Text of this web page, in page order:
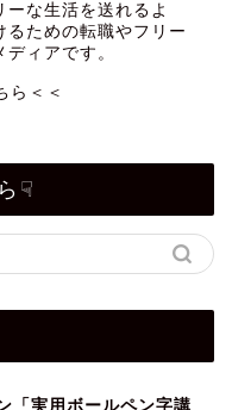
な生活を送れるよ
るための転職やフリー
ィアです。
ら＜＜
☟
「実用ボールペン字講